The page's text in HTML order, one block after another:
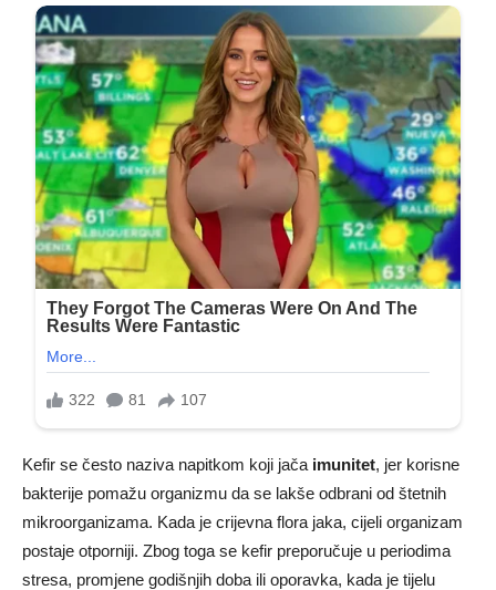
Kefir se često naziva napitkom koji jača imunitet, jer korisne
bakterije pomažu organizmu da se lakše odbrani od štetnih
mikroorganizama. Kada je crijevna flora jaka, cijeli organizam
postaje otporniji. Zbog toga se kefir preporučuje u periodima
stresa, promjene godišnjih doba ili oporavka, kada je tijelu